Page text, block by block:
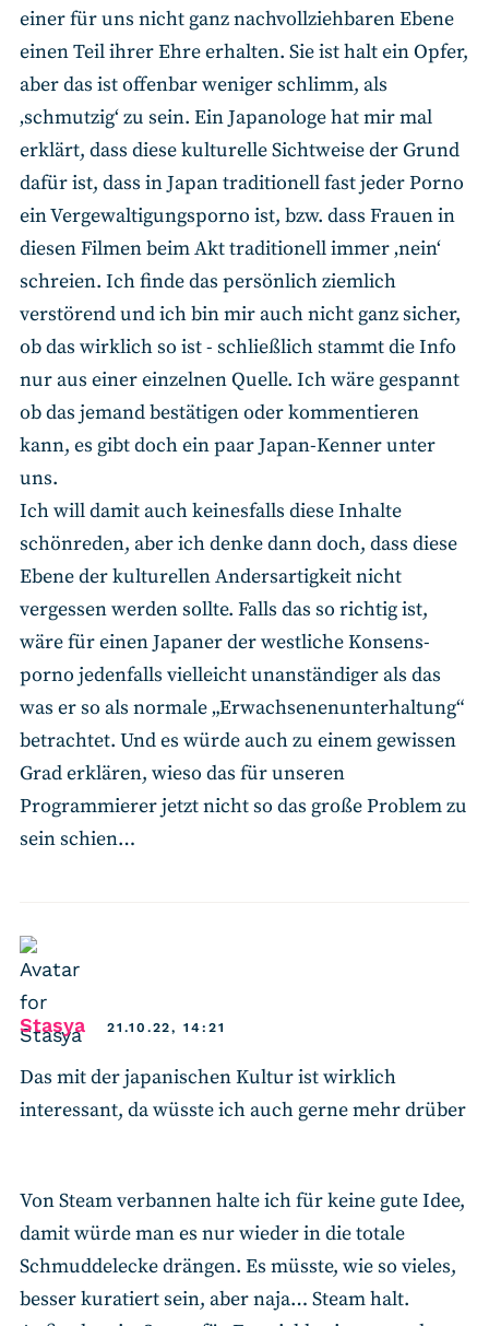
einer für uns nicht ganz nachvollziehbaren Ebene
einen Teil ihrer Ehre erhalten. Sie ist halt ein Opfer,
aber das ist offenbar weniger schlimm, als
‚schmutzig‘ zu sein. Ein Japanologe hat mir mal
erklärt, dass diese kulturelle Sichtweise der Grund
dafür ist, dass in Japan traditionell fast jeder Porno
ein Vergewaltigungsporno ist, bzw. dass Frauen in
diesen Filmen beim Akt traditionell immer ‚nein‘
schreien. Ich finde das persönlich ziemlich
verstörend und ich bin mir auch nicht ganz sicher,
ob das wirklich so ist - schließlich stammt die Info
nur aus einer einzelnen Quelle. Ich wäre gespannt
ob das jemand bestätigen oder kommentieren
kann, es gibt doch ein paar Japan-Kenner unter
uns.
Ich will damit auch keinesfalls diese Inhalte
schönreden, aber ich denke dann doch, dass diese
Ebene der kulturellen Andersartigkeit nicht
vergessen werden sollte. Falls das so richtig ist,
wäre für einen Japaner der westliche Konsens-
porno jedenfalls vielleicht unanständiger als das
was er so als normale „Erwachsenenunterhaltung“
betrachtet. Und es würde auch zu einem gewissen
Grad erklären, wieso das für unseren
Programmierer jetzt nicht so das große Problem zu
sein schien…
Stasya says:21.10.22, 14:21
Das mit der japanischen Kultur ist wirklich
interessant, da wüsste ich auch gerne mehr drüber
Von Steam verbannen halte ich für keine gute Idee,
damit würde man es nur wieder in die totale
Schmuddelecke drängen. Es müsste, wie so vieles,
besser kuratiert sein, aber naja… Steam halt.